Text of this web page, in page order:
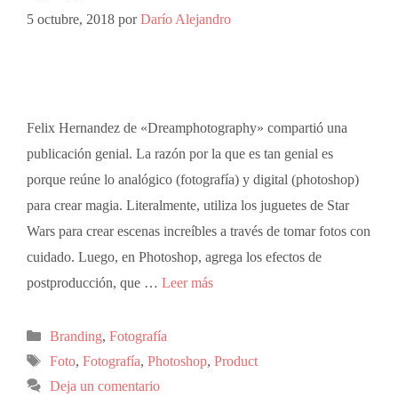
5 octubre, 2018 porDarío Alejandro
Felix Hernandez de «Dreamphotography» compartió una
publicación genial. La razón por la que es tan genial es
porque reúne lo analógico (fotografía) y digital (photoshop)
para crear magia. Literalmente, utiliza los juguetes de Star
Wars para crear escenas increíbles a través de tomar fotos con
cuidado. Luego, en Photoshop, agrega los efectos de
postproducción, que … Leer más
Branding, Fotografía
Foto, Fotografía, Photoshop, Product
Deja un comentario